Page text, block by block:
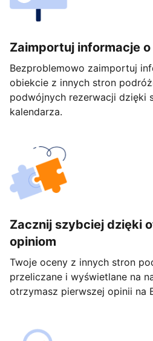
Zaimportuj informacje
Bezproblemowo zaimportuj
obiekcie z innych stron
podwójnych rezerwacji dzięki
kalendarza.
Zacznij szybciej dzięki
opiniom
Twoje oceny z innych stron
przeliczane i wyświetlane na
otrzymasz pierwszej opinii na